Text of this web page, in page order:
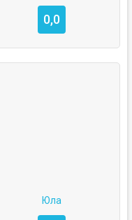
0,0
Юла